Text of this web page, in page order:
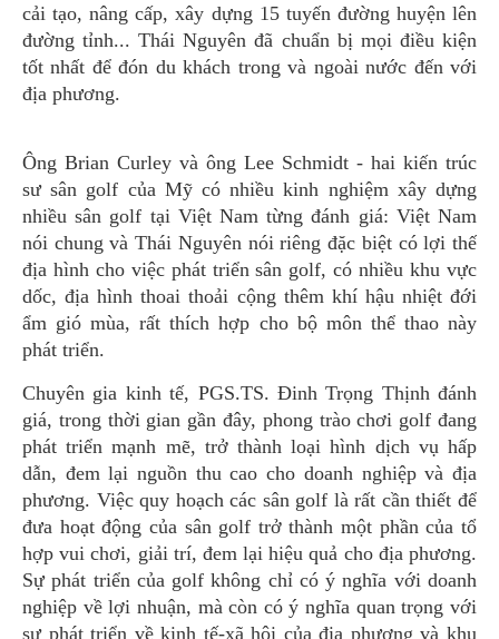
cải tạo, nâng cấp, xây dựng 15 tuyến đường huyện lên
đường tỉnh... Thái Nguyên đã chuẩn bị mọi điều kiện
tốt nhất để đón du khách trong và ngoài nước đến với
địa phương.
Ông Brian Curley và ông Lee Schmidt - hai kiến trúc
sư sân golf của Mỹ có nhiều kinh nghiệm xây dựng
nhiều sân golf tại Việt Nam từng đánh giá: Việt Nam
nói chung và Thái Nguyên nói riêng đặc biệt có lợi thế
địa hình cho việc phát triển sân golf, có nhiều khu vực
dốc, địa hình thoai thoải cộng thêm khí hậu nhiệt đới
ẩm gió mùa, rất thích hợp cho bộ môn thể thao này
phát triển.
Chuyên gia kinh tế, PGS.TS. Đinh Trọng Thịnh đánh
giá, trong thời gian gần đây, phong trào chơi golf đang
phát triển mạnh mẽ, trở thành loại hình dịch vụ hấp
dẫn, đem lại nguồn thu cao cho doanh nghiệp và địa
phương. Việc quy hoạch các sân golf là rất cần thiết để
đưa hoạt động của sân golf trở thành một phần của tổ
hợp vui chơi, giải trí, đem lại hiệu quả cho địa phương.
Sự phát triển của golf không chỉ có ý nghĩa với doanh
nghiệp về lợi nhuận, mà còn có ý nghĩa quan trọng với
sự phát triển về kinh tế-xã hội của địa phương và khu